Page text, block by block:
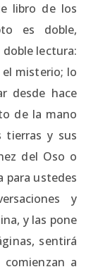
libro de los
es doble,
lectura:
misterio; lo
desde hace
de la mano
tierras y sus
del Oso o
para ustedes
y
y las pone
sentirá
a